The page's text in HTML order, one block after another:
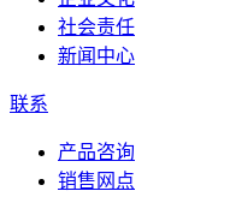
社会责任
新闻中心
联系
产品咨询
销售网点